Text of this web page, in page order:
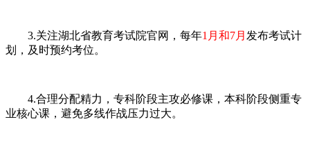
3.关注湖北省教育考试院官网，每年1月和7月 发布考试计
划，及时预约考位。
4.合理分配精力，专科阶段主攻必修课，本科阶段侧重专
业核心课，避免多线作战压力过大。